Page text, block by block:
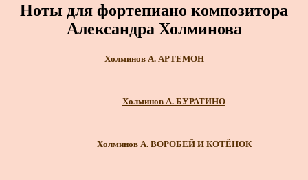
Ноты для фортепиано композитора
Александра Холминова
Холминов А. АРТЕМОН
Холминов А. БУРАТИНО
Холминов А. ВОРОБЕЙ И КОТЁНОК